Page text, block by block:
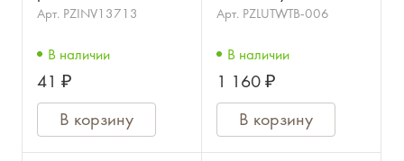
клавишных стоек
Арт. PZINV13713
В наличии
41 ₽
В корзину
клавишных
Арт. PZLUTWTB-006
В наличии
1 160 ₽
В корзину